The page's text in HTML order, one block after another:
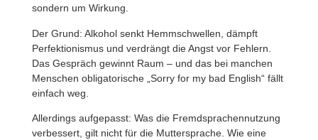
sondern um Wirkung.
Der Grund: Alkohol senkt Hemm­schwellen, dämpft
Perfek­tio­nismus und verdrängt die Angst vor Fehlern.
Das Gespräch gewinnt Raum – und das bei manchen
Menschen obli­ga­to­ri­sche „Sorry for my bad English“ fällt
einfach weg.
Aller­dings aufge­passt: Was die Fremd­spra­chen­nut­zung
verbes­sert, gilt nicht für die Mutter­sprache. Wie eine